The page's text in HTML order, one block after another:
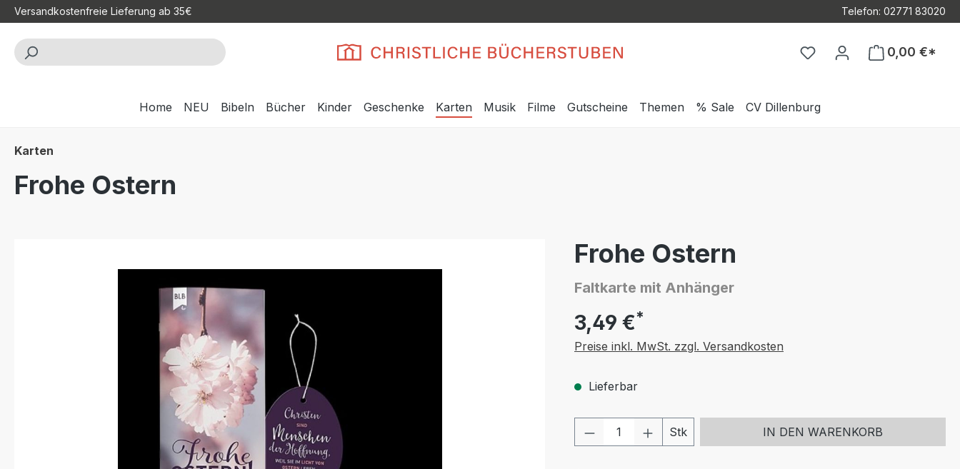
Hauptinhalt springen
Zur Suche springen
Zur Hauptnavigation springen
Versandkostenfreie Lieferung ab 35€ Telefon: 02771 83020
Du hast 0 Produkte auf
0,00 €*
Home NEU Bibeln Bücher Kinder Geschenke Karten Musik Filme Gutscheine Themen % Sale CV Dillenburg
Karten
Frohe Ostern
Frohe Ostern
Faltkarte mit Anhänger
3,49 €*
Preise inkl. MwSt. zzgl. Versandkosten
Lieferbar
Produkt Anzahl: Gib den gewünschten Wert
Stk IN DEN WARENKORB